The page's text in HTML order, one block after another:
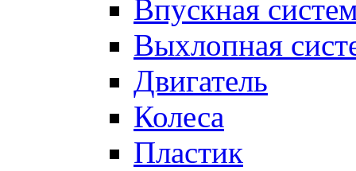
Впускная
Выхлопная
Двигатель
Колеса
Пластик